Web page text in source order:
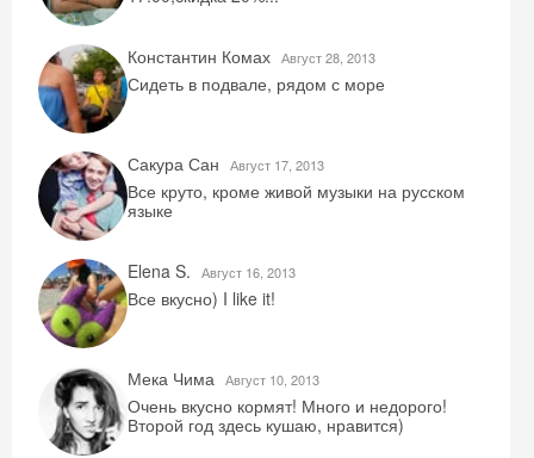
Константин Комах Август 28, 2013
Сидеть в подвале, рядом с море
Сакура Сан Август 17, 2013
Все круто, кроме живой музыки на русском
языке
Elena S. Август 16, 2013
Все вкусно) I like it!
Мека Чима Август 10, 2013
Очень вкусно кормят! Много и недорого!
Второй год здесь кушаю, нравится)